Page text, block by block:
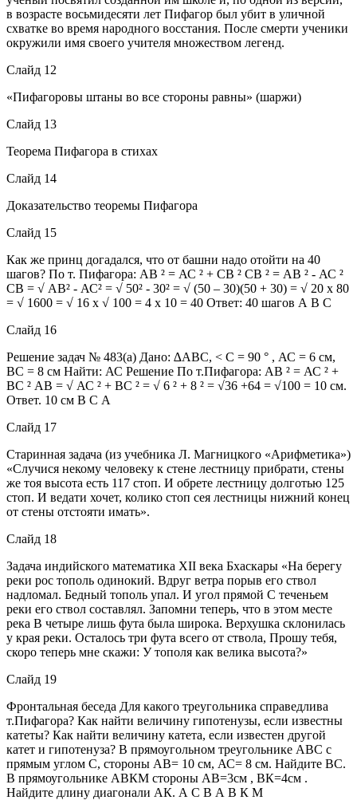
в возрасте восьмидесяти лет Пифагор был убит в уличной
схватке во время народного восстания. После смерти ученики
окружили имя своего учителя множеством легенд.
Слайд 12
«Пифагоровы штаны во все стороны равны» (шаржи)
Слайд 13
Теорема Пифагора в стихах
Слайд 14
Доказательство теоремы Пифагора
Слайд 15
Как же принц догадался, что от башни надо отойти на 40
шагов? По т. Пифагора: АВ ² = АС ² + СВ ² СВ ² = АВ ² - АС ²
СВ = √ АВ² - АС² = √ 50² - 30² = √ (50 – 30)(50 + 30) = √ 20 х 80
= √ 1600 = √ 16 х √ 100 = 4 х 10 = 40 Ответ: 40 шагов А В С
Слайд 16
Решение задач № 483(а) Дано: ∆АВС, < С = 90 ° , АС = 6 см,
ВС = 8 см Найти: АС Решение По т.Пифагора: АВ ² = АС ² +
ВС ² АВ = √ АС ² + ВС ² = √ 6 ² + 8 ² = √36 +64 = √100 = 10 см.
Ответ. 10 см В С А
Слайд 17
Старинная задача (из учебника Л. Магницкого «Арифметика»)
«Случися некому человеку к стене лестницу прибрати, стены
же тоя высота есть 117 стоп. И обрете лестницу долготью 125
стоп. И ведати хочет, колико стоп сея лестницы нижний конец
от стены отстояти имать».
Слайд 18
Задача индийского математика XII века Бхаскары «На берегу
реки рос тополь одинокий. Вдруг ветра порыв его ствол
надломал. Бедный тополь упал. И угол прямой С теченьем
реки его ствол составлял. Запомни теперь, что в этом месте
река В четыре лишь фута была широка. Верхушка склонилась
у края реки. Осталось три фута всего от ствола, Прошу тебя,
скоро теперь мне скажи: У тополя как велика высота?»
Слайд 19
Фронтальная беседа Для какого треугольника справедлива
т.Пифагора? Как найти величину гипотенузы, если известны
катеты? Как найти величину катета, если известен другой
катет и гипотенуза? В прямоугольном треугольнике АВС с
прямым углом С, стороны АВ= 10 см, АС= 8 см. Найдите ВС.
В прямоугольнике АВКМ стороны АВ=3см , ВК=4см .
Найдите длину диагонали АК. А С В А В К М